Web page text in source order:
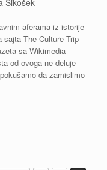
aferama iz istorije
The Culture Trip
sa Wikimedia
od ovoga ne deluje
da zamislimo